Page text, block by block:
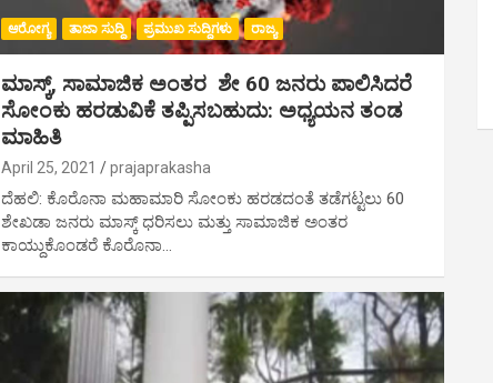
ಆರೋಗ್ಯ ತಾಜಾ ಸುದ್ದಿ ಪ್ರಮುಖ ಸುದ್ದಿಗಳು ರಾಜ್ಯ
ಮಾಸ್ಕ್, ಸಾಮಾಜಿಕ ಅಂತರ ಶೇ 60 ಜನರು ಪಾಲಿಸಿದರೆ
ಸೋಂಕು ಹರಡುವಿಕೆ ತಪ್ಪಿಸಬಹುದು: ಅಧ್ಯಯನ ತಂಡ
ಮಾಹಿತಿ
April 25, 2021 prajaprakasha
ದೆಹಲಿ: ಕೊರೊನಾ ಮಹಾಮಾರಿ ಸೋಂಕು ಹರಡದಂತೆ ತಡೆಗಟ್ಟಲು 60
ಶೇಖಡಾ ಜನರು ಮಾಸ್ಕ್ ಧರಿಸಲು ಮತ್ತು ಸಾಮಾಜಿಕ ಅಂತರ
ಕಾಯ್ದುಕೊಂಡರೆ ಕೊರೊನಾ…